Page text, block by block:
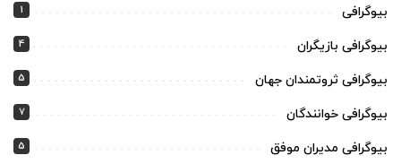
بیوگرافی 1
بیوگرافی بازیگران 4
بیوگرافی ثروتمندان جهان 5
بیوگرافی خوانندگان 7
بیوگرافی مدیران موفق 5